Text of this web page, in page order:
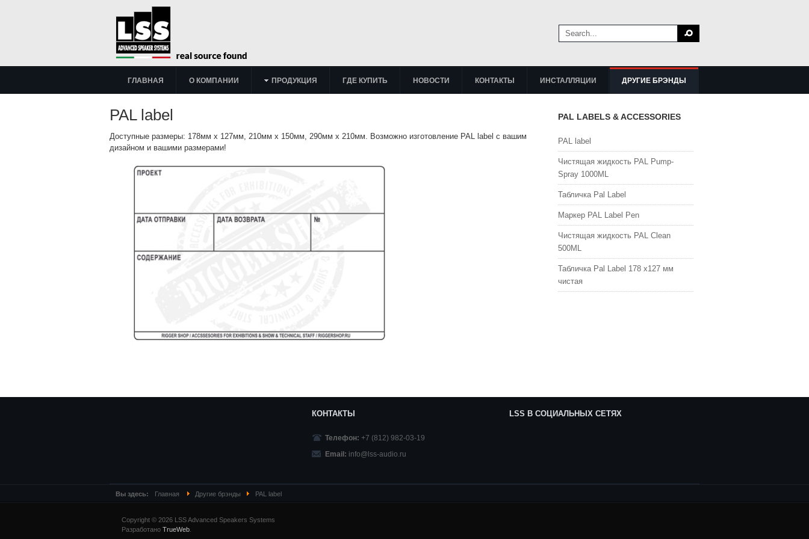
ГЛАВНАЯ О КОМПАНИИ ПРОДУКЦИЯ ГДЕ КУПИТЬ НОВОСТИ КОНТАКТЫ ИНСТАЛЛЯЦИИ ДРУГИЕ БРЭНДЫ
PAL label
Доступные размеры: 178мм х 127мм, 210мм х 150мм, 290мм х 210мм. Возможно изготовление PAL label с вашим
дизайном и вашими размерами!
PAL LABELS & ACCESSORIES
PAL label
Чистящая жидкость PAL Pump-
Spray 1000ML
Табличка Pal Label
Маркер PAL Label Pen
Чистящая жидкость PAL Clean
500ML
Табличка Pal Label 178 х127 мм
чистая
КОНТАКТЫ
Телефон:+7 (812) 982-03-19
Email: info@lss-audio.ru
LSS В СОЦИАЛЬНЫХ СЕТЯХ
Вы здесь: Главная Другие брэнды PAL label
Copyright © 2026 LSS Advanced Speakers Systems
Разработано TrueWeb